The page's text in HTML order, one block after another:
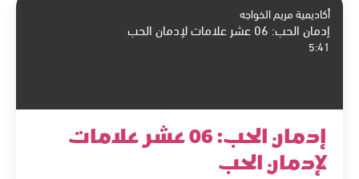
أكاديمية مريم الخواجه
إدمان الحب: 06 عشر علامات لإدمان الحب
5:41
إدمان الحب: 06 عشر علامات
لإدمان الحب